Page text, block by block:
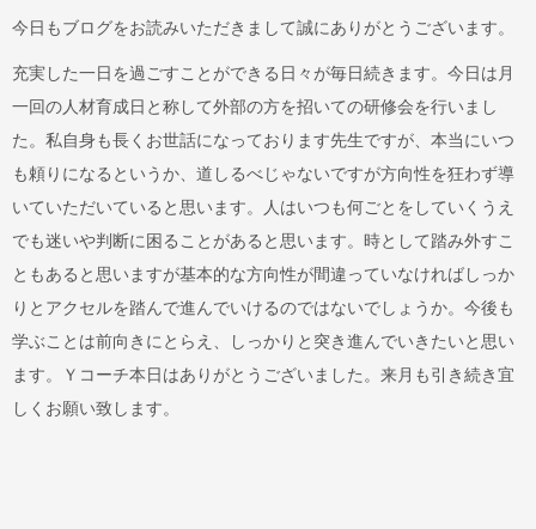
今日もブログをお読みいただきまして誠にありがとうございます。
充実した一日を過ごすことができる日々が毎日続きます。今日は月
一回の人材育成日と称して外部の方を招いての研修会を行いまし
た。私自身も長くお世話になっております先生ですが、本当にいつ
も頼りになるというか、道しるべじゃないですが方向性を狂わず導
いていただいていると思います。人はいつも何ごとをしていくうえ
でも迷いや判断に困ることがあると思います。時として踏み外すこ
ともあると思いますが基本的な方向性が間違っていなければしっか
りとアクセルを踏んで進んでいけるのではないでしょうか。今後も
学ぶことは前向きにとらえ、しっかりと突き進んでいきたいと思い
ます。Ｙコーチ本日はありがとうございました。来月も引き続き宜
しくお願い致します。